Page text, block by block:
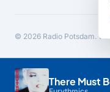
There Must
© 2026 Radio Potsdam.